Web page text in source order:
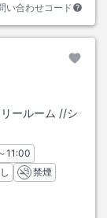
い合わせコード
ールーム //シ
ェックアウト
11:00
禁煙